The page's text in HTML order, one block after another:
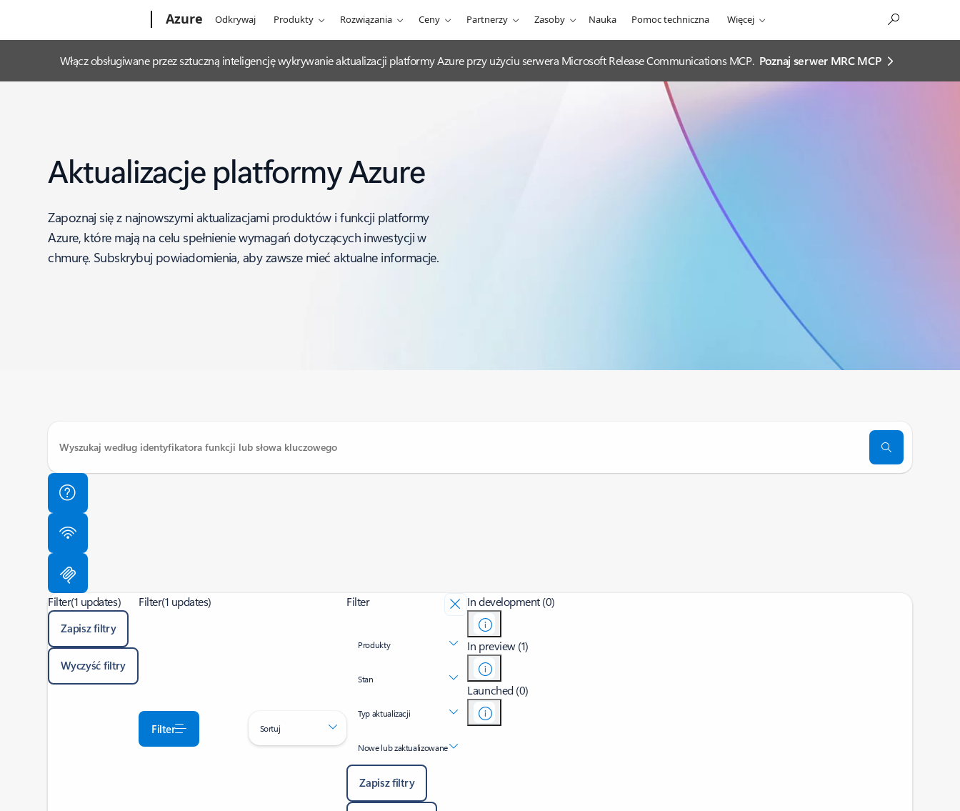
Azure Odkrywaj Produkty Rozwiązania Ceny Partnerzy Zasoby Nauka Pomoc techniczna Więcej
Włącz obsługiwane przez sztuczną inteligencję wykrywanie aktualizacji platformy Azure przy użyciu serwera Microsoft Release Communications MCP. Poznaj serwer MRC MCP
Aktualizacje platformy Azure
Zapoznaj się z najnowszymi aktualizacjami produktów i funkcji platformy
Azure, które mają na celu spełnienie wymagań dotyczących inwestycji w
chmurę. Subskrybuj powiadomienia, aby zawsze mieć aktualne informacje.
Filter(1 updates)
Zapisz filtry
Wyczyść filtry
Filter(1 updates)
Filter Sortuj
Filter
Produkty
Stan
Typ aktualizacji
Nowe lub zaktualizowane
Zapisz filtry
In development (0)
In preview (1)
Launched (0)